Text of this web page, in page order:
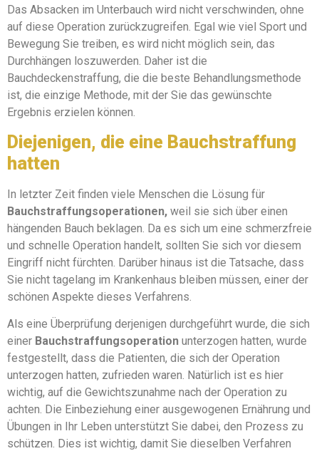
Das Absacken im Unterbauch wird nicht verschwinden, ohne
auf diese Operation zurückzugreifen. Egal wie viel Sport und
Bewegung Sie treiben, es wird nicht möglich sein, das
Durchhängen loszuwerden. Daher ist die
Bauchdeckenstraffung, die die beste Behandlungsmethode
ist, die einzige Methode, mit der Sie das gewünschte
Ergebnis erzielen können.
Diejenigen, die eine Bauchstraffung
hatten
In letzter Zeit finden viele Menschen die Lösung für
Bauchstraffungsoperationen, weil sie sich über einen
hängenden Bauch beklagen. Da es sich um eine schmerzfreie
und schnelle Operation handelt, sollten Sie sich vor diesem
Eingriff nicht fürchten. Darüber hinaus ist die Tatsache, dass
Sie nicht tagelang im Krankenhaus bleiben müssen, einer der
schönen Aspekte dieses Verfahrens.
Als eine Überprüfung derjenigen durchgeführt wurde, die sich
einer Bauchstraffungsoperation unterzogen hatten, wurde
festgestellt, dass die Patienten, die sich der Operation
unterzogen hatten, zufrieden waren. Natürlich ist es hier
wichtig, auf die Gewichtszunahme nach der Operation zu
achten. Die Einbeziehung einer ausgewogenen Ernährung und
Übungen in Ihr Leben unterstützt Sie dabei, den Prozess zu
schützen. Dies ist wichtig, damit Sie dieselben Verfahren